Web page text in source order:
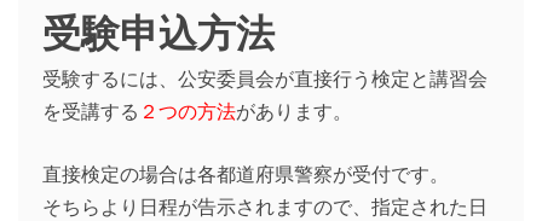
受験申込方法
受験するには、公安委員会が直接行う検定と講習会
を受講する ２つの方法があります。
直接検定の場合は各都道府県警察が受付です。
そちらより日程が告示されますので、指定された日